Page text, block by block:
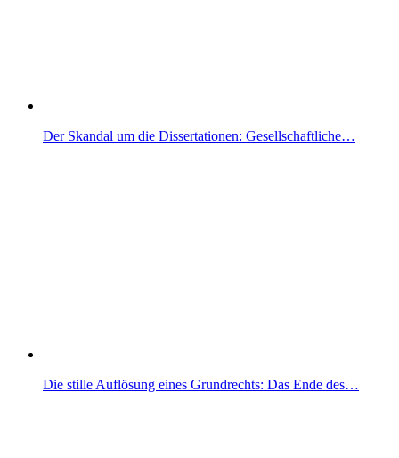
Der Skandal um die Dissertationen: Gesellschaftliche…
Die stille Auflösung eines Grundrechts: Das Ende des…